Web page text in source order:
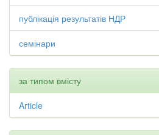
публікація результатів НДР
семінари
за типом вмісту
Article